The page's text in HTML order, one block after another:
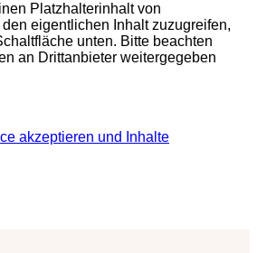
Platzhalterinhalt von
den eigentlichen Inhalt zuzugreifen,
unten. Bitte beachten
an Drittanbieter weitergegeben
akzeptieren und Inhalte